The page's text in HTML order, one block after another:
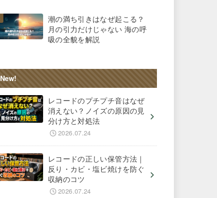
潮の満ち引きはなぜ起こる？
月の引力だけじゃない 海の呼
吸の全貌を解説
New!
レコードのプチプチ音はなぜ
消えない？ノイズの原因の見
分け方と対処法
2026.07.24
レコードの正しい保管方法｜
反り・カビ・塩ビ焼けを防ぐ
収納のコツ
2026.07.24